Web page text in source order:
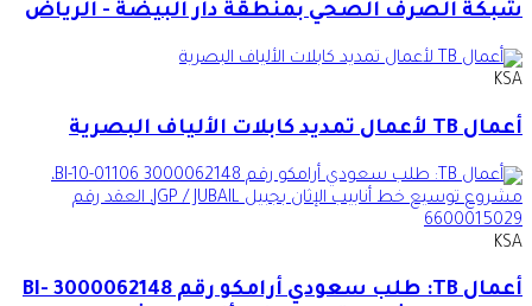
شبكة الصرف الصحي بمنطقة دار البيضة - الرياض
KSA
أعمال TB لأعمال تمديد كابلات الألياف البصرية
KSA
أعمال TB: طلب سعودي أرامكو رقم 3000062148 BI-